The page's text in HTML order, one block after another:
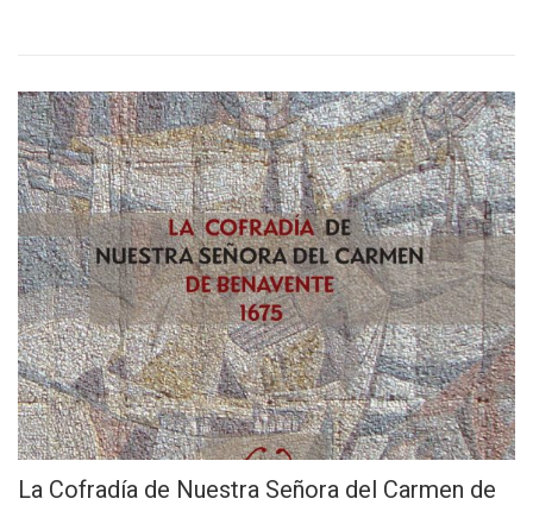
La Cofradía de Nuestra Señora del Carmen de